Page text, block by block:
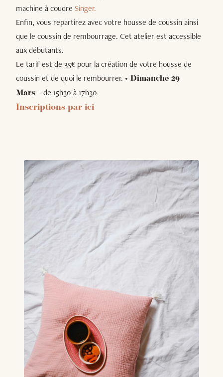
machine à coudre Singer.
Enfin, vous repartirez avec votre housse de coussin ainsi
que le coussin de rembourrage. Cet atelier est accessible
aux débutants.
Le tarif est de 35€ pour la création de votre housse de
coussin et de quoi le rembourrer. • Dimanche 29
Mars – de 15h30 à 17h30
Inscriptions par ici